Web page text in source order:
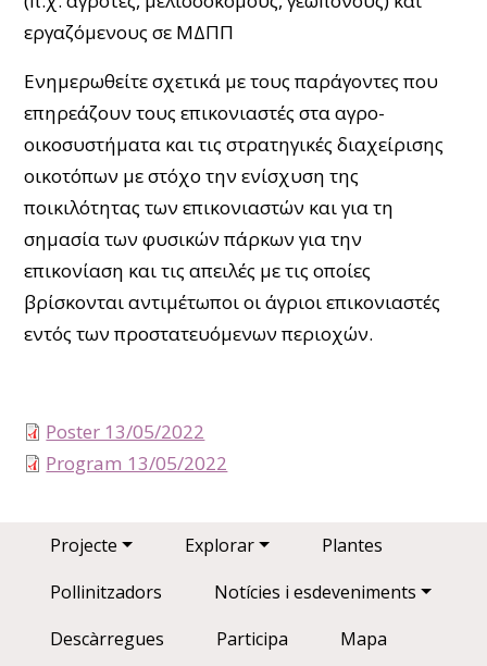
εργαζόμενους σε ΜΔΠΠ
Ενημερωθείτε σχετικά με τους παράγοντες που
επηρεάζουν τους επικονιαστές στα αγρο-
οικοσυστήματα και τις στρατηγικές διαχείρισης
οικοτόπων με στόχο την ενίσχυση της
ποικιλότητας των επικονιαστών και για τη
σημασία των φυσικών πάρκων για την
επικονίαση και τις απειλές με τις οποίες
βρίσκονται αντιμέτωποι οι άγριοι επικονιαστές
εντός των προστατευόμενων περιοχών.
Poster 13/05/2022
Program 13/05/2022
Main navigation
Projecte Explorar
Plantes
Pollinitzadors
Notícies i esdeveniments
Descàrregues
Participa Mapa